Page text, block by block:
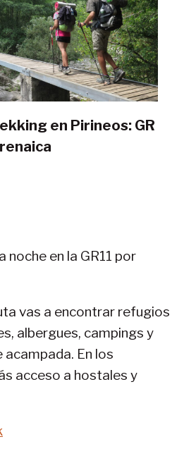
en Pirineos: GR
en la GR11 por
vas a encontrar refugios
albergues, campings y
acampada. En los
acceso a hostales y